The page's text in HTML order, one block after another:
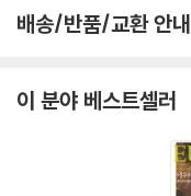
배송/반품/교환 안내
이 분야 베스트셀러